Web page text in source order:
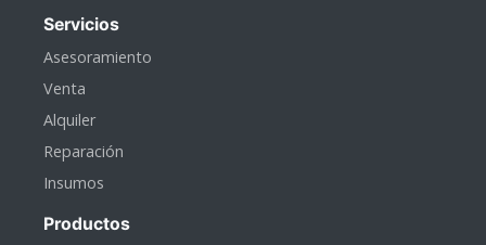
Servicios
Asesoramiento
Venta
Alquiler
Reparación
Insumos
Productos